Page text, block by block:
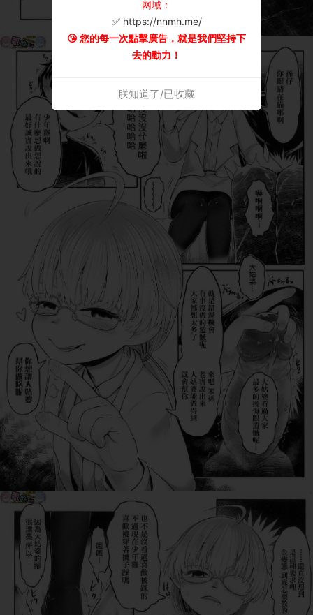
网域：
✅ https://nnmh.me/
😘 您的每一次點擊廣告，就是我們堅持下
去的動力！
朕知道了/已收藏